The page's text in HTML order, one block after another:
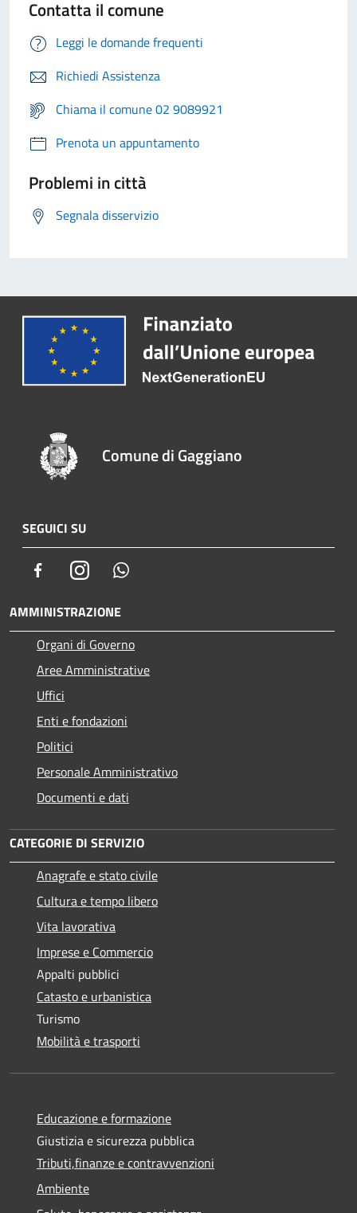
Contatta il comune
Leggi le domande frequenti
Richiedi Assistenza
Chiama il comune 02 9089921
Prenota un appuntamento
Problemi in città
Segnala disservizio
Comune di Gaggiano
SEGUICI SU
FacebookInstagram
AMMINISTRAZIONE
Organi di Governo
Aree Amministrative
Uffici
Enti e fondazioni
Politici
Personale Amministrativo
Documenti e dati
CATEGORIE DI SERVIZIO
Anagrafe e stato civile
Cultura e tempo libero
Vita lavorativa
Imprese e Commercio
Appalti pubblici
Catasto e urbanistica
Turismo
Mobilità e trasporti
Educazione e formazione
Giustizia e sicurezza pubblica
Tributi,finanze e contravvenzioni
Ambiente